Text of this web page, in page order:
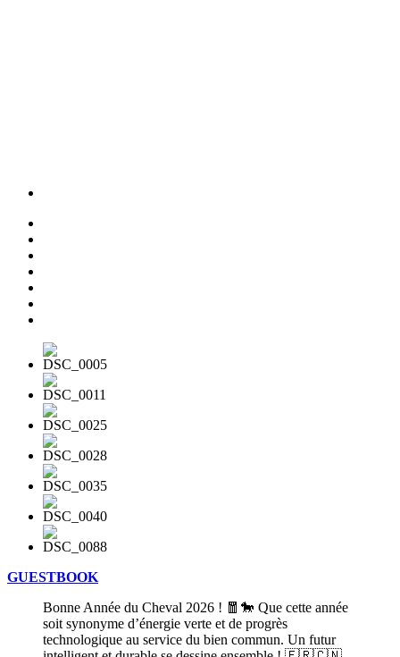
GUESTBOOK
Bonne Année du Cheval 2026 ! 🧧🐎 Que cette année
soit synonyme d’énergie verte et de progrès
technologique au service du bien commun. Un futur